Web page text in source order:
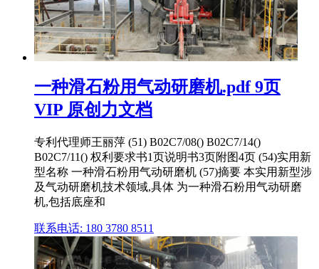
一种滑石粉用气动研磨机.pdf 9页
VIP 原创力文档
专利代理师王丽萍 (51) B02C7/08() B02C7/14()
B02C7/11() 权利要求书1页说明书3页附图4页 (54)实用新
型名称 一种滑石粉用气动研磨机 (57)摘要 本实用新型涉
及气动研磨机技术领域,具体 为一种滑石粉用气动研磨
机,包括底座和
联系电话: 180 3780 8511